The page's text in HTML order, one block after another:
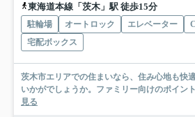
東海道本線「茨木」駅 徒歩15分
駐輪場 オートロック エレベーター
宅配ボックス
茨木市エリアでの住まいなら、住み心地も快
いかがでしょうか。ファミリー向けのポイン
見る